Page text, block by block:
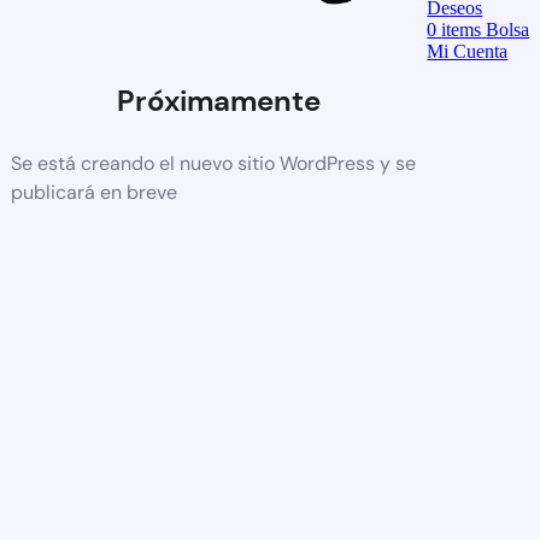
Próximamente
Se está creando el nuevo sitio WordPress y se
publicará en breve
Deseos
0items Bolsa
Mi Cuenta